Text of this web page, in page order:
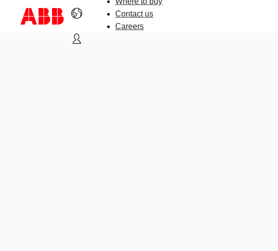
Contact us
Careers